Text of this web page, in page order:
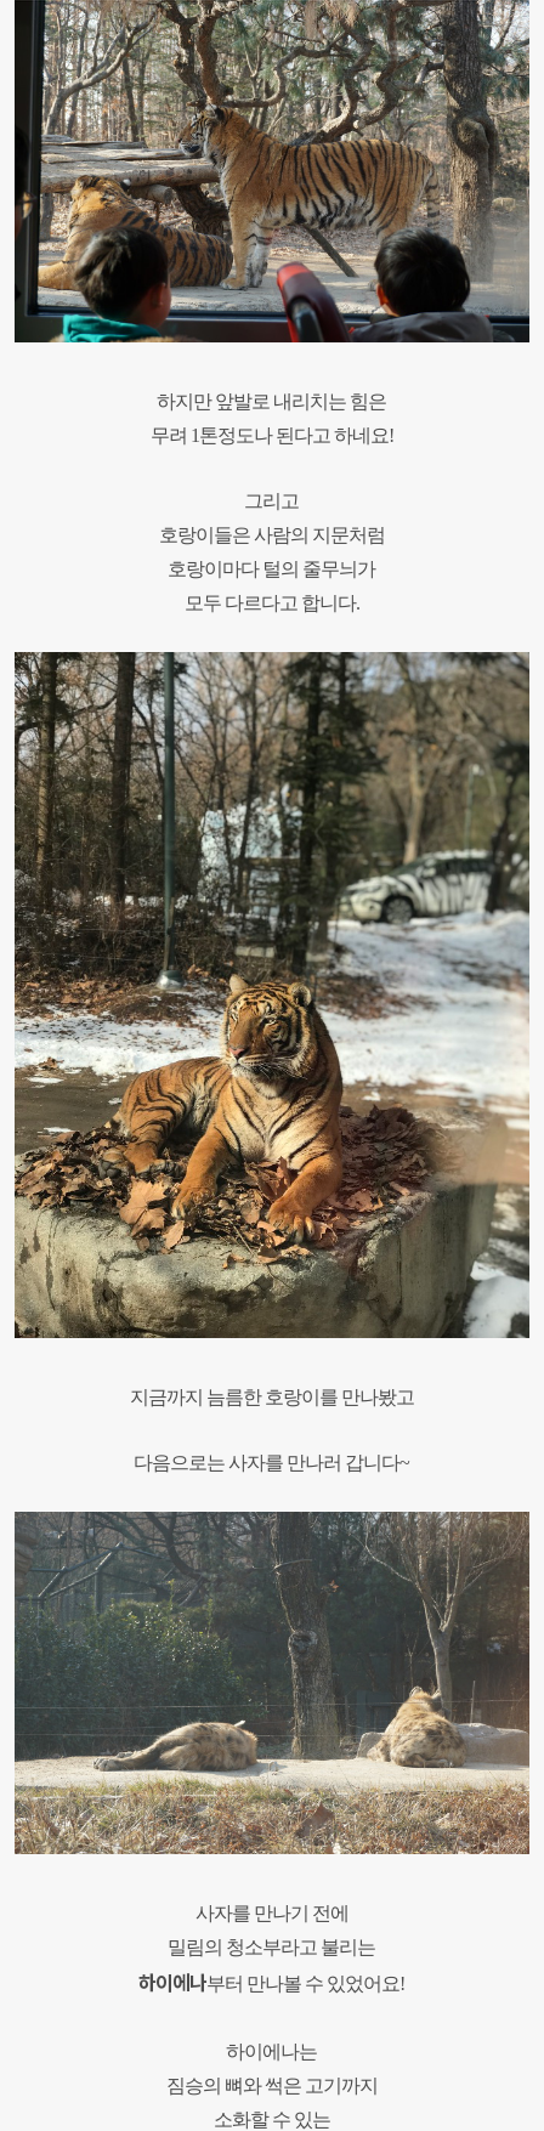
하지만 앞발로 내리치는 힘은
무려 1톤정도나 된다고 하네요!
그리고
호랑이들은 사람의 지문처럼
호랑이마다 털의 줄무늬가
모두 다르다고 합니다.
지금까지 늠름한 호랑이를 만나봤고
다음으로는 사자를 만나러 갑니다~
사자를 만나기 전에
밀림의 청소부라고 불리는
하이에나부터 만나볼 수 있었어요!
하이에나는
짐승의 뼈와 썩은 고기까지
소화할 수 있는